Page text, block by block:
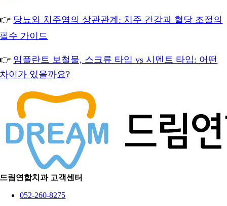
👉 당뇨와 치주염의 상관관계: 치주 건강과 혈당 조절의
필수 가이드
👉 임플란트 보철물, 스크류 타입 vs 시멘트 타입: 어떤
차이가 있을까요?
드림연합치과 고객센터
052-260-8275